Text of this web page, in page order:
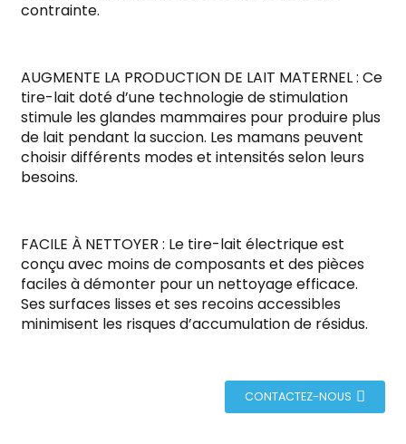
contrainte.
AUGMENTE LA PRODUCTION DE LAIT MATERNEL : Ce
tire-lait doté d’une technologie de stimulation
stimule les glandes mammaires pour produire plus
de lait pendant la succion. Les mamans peuvent
choisir différents modes et intensités selon leurs
besoins.
FACILE À NETTOYER : Le tire-lait électrique est
conçu avec moins de composants et des pièces
faciles à démonter pour un nettoyage efficace.
Ses surfaces lisses et ses recoins accessibles
minimisent les risques d’accumulation de résidus.
CONTACTEZ-NOUS